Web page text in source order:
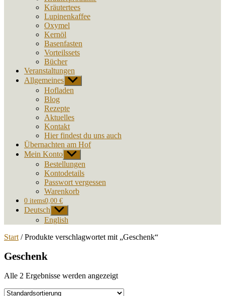
Kräutertees
Lupinenkaffee
Oxymel
Kernöl
Basenfasten
Vorteilssets
Bücher
Veranstaltungen
Allgemeines Untermenü
anzeigen
Hofladen
Blog
Rezepte
Aktuelles
Kontakt
Hier findest du uns auch
Übernachten am Hof
Mein Konto Untermenü
anzeigen
Bestellungen
Kontodetails
Passwort vergessen
Warenkorb
0 items0,00 €
Deutsch Untermenü
anzeigen
English
Start / Produkte verschlagwortet mit „Geschenk“
Geschenk
Alle 2 Ergebnisse werden angezeigt